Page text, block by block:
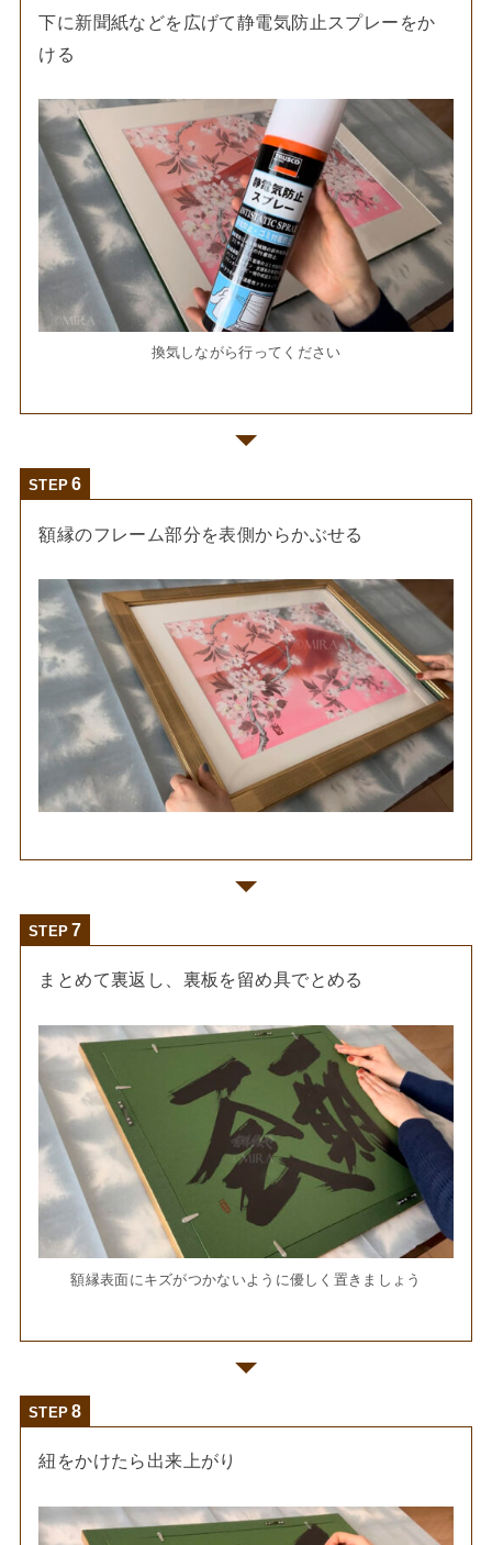
下に新聞紙などを広げて静電気防止スプレーをか
ける
換気しながら行ってください
STEP
額縁のフレーム部分を表側からかぶせる
STEP
まとめて裏返し、裏板を留め具でとめる
額縁表面にキズがつかないように優しく置きましょう
STEP
紐をかけたら出来上がり